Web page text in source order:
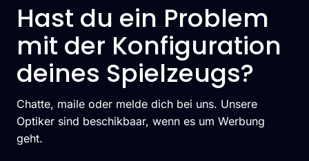
Hast du ein Problem
mit der Konfiguration
deines Spielzeugs?
Chatte, maile oder melde dich bei uns. Unsere
Optiker sind beschikbaar, wenn es um Werbung
geht.